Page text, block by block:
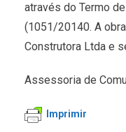
através do Termo
(1051/20140. A
Construtora Ltda e
Assessoria de
Imprimir